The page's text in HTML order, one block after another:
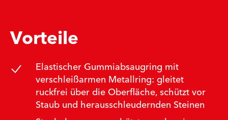
Vorteile
Elastischer Gummiabsaugring mit
verschleißarmen Metallring: gleitet
ruckfrei über die Oberfläche, schützt vor
Staub und herausschleudernden Steinen